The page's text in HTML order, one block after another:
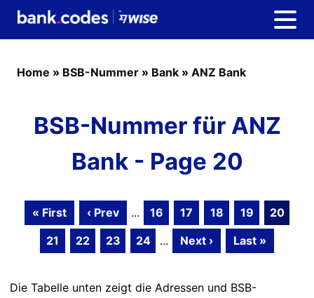
Home » BSB-Nummer » Bank » ANZ Bank
BSB-Nummer für ANZ
Bank - Page 20
« First ‹ Prev ... 16 17 18 19
20
21
22 23 24 ... Next › Last »
Die Tabelle unten zeigt die Adressen und BSB-